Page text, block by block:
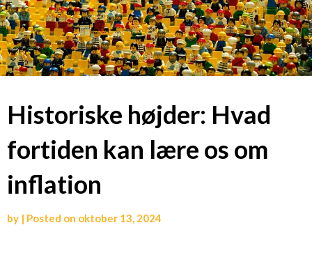
Historiske højder: Hvad
fortiden kan lære os om
inflation
by | Posted on oktober 13, 2024